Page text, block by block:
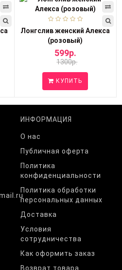
Лонгслив женский Алекса
(розовый)
599р.
1300р.
КУПИТЬ
ИНФОРМАЦИЯ
О нас
Публичная оферта
Политика
конфиденциальности
Политика обработки
персональных данных
Доставка
Условия
сотрудничества
Как оформить заказ
Возврат товара